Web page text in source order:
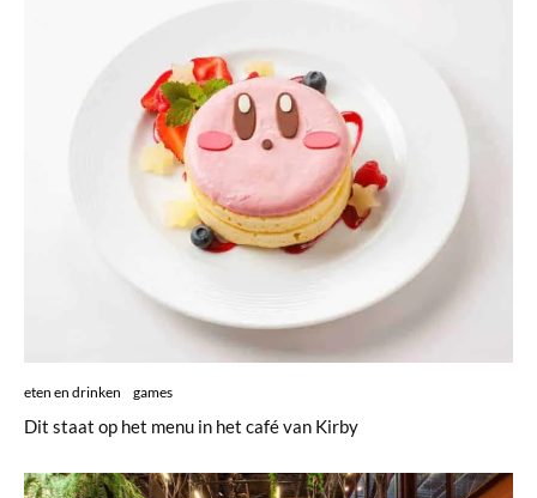
eten en drinken games
Dit staat op het menu in het café van Kirby